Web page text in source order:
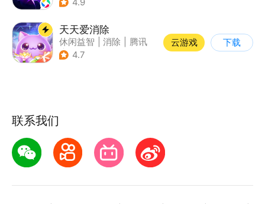
4.9
天天爱消除
休闲益智 消除
腾讯
| 单机
4.7
云游戏 下载
联系我们